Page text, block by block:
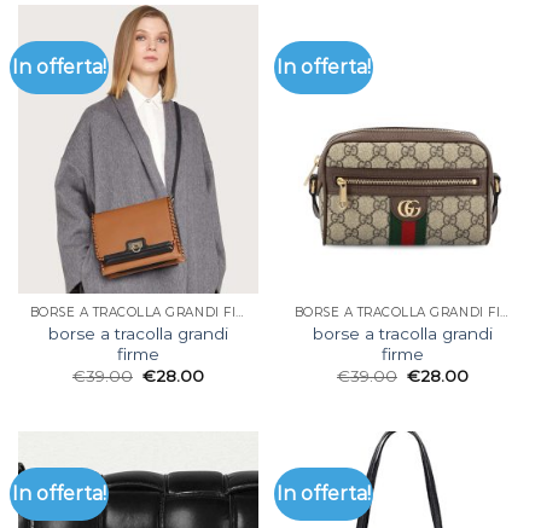
In offerta!
BORSE A TRACOLLA GRANDI FIRME
borse a tracolla grandi
firme
€39.00 €28.00
In offerta!
BORSE A TRACOLLA GRANDI FIRME
borse a tracolla grandi
firme
€39.00 €28.00
In offerta! In offerta!